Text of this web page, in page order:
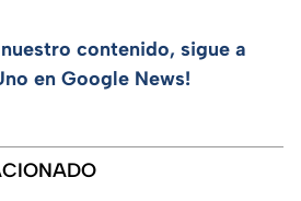
contenido, sigue a
en Google News!